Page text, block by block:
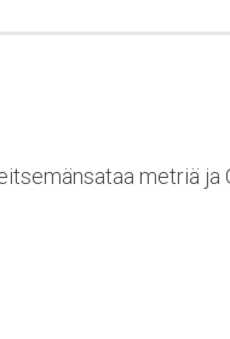
metriä ja